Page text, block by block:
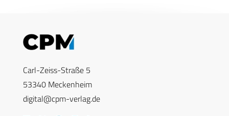
Carl-Zeiss-Straße 5
53340 Meckenheim
digital@cpm-verlag.de